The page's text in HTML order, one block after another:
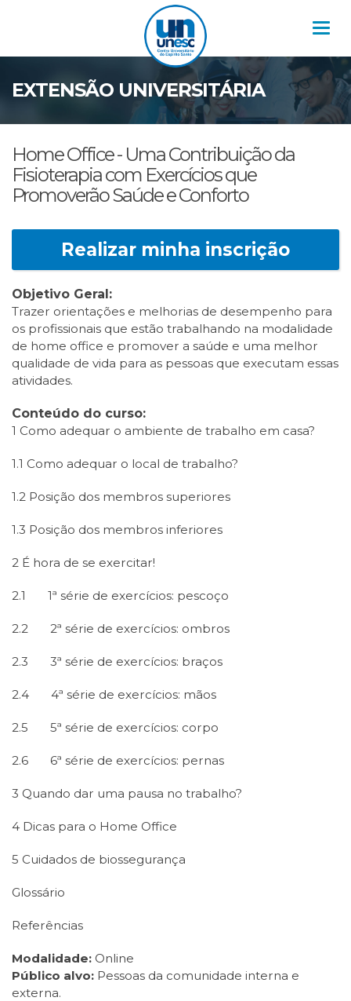
EXTENSÃO UNIVERSITÁRIA
Home Office - Uma Contribuição da
Fisioterapia com Exercícios que
Promoverão Saúde e Conforto
Realizar minha inscrição
Objetivo Geral:
Trazer orientações e melhorias de desempenho para
os profissionais que estão trabalhando na modalidade
de home office e promover a saúde e uma melhor
qualidade de vida para as pessoas que executam essas
atividades.
Conteúdo do curso:
1 Como adequar o ambiente de trabalho em casa?
1.1 Como adequar o local de trabalho?
1.2 Posição dos membros superiores
1.3 Posição dos membros inferiores
2 É hora de se exercitar!
2.1 1ª série de exercícios: pescoço
2.2 2ª série de exercícios: ombros
2.3 3ª série de exercícios: braços
2.4 4ª série de exercícios: mãos
2.5 5ª série de exercícios: corpo
2.6 6ª série de exercícios: pernas
3 Quando dar uma pausa no trabalho?
4 Dicas para o Home Office
5 Cuidados de biossegurança
Glossário
Referências
Modalidade: Online
Público alvo: Pessoas da comunidade interna e
externa.